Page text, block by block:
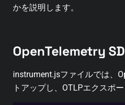
かを説明します。
OpenTelemetry
instrument.jsファイルでは、
トアップし、OTLPエクスポ